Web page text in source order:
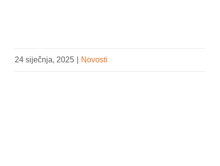
24 siječnja, 2025 Novosti